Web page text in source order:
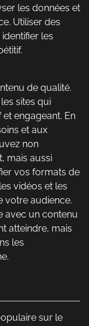
les données et
Utiliser des
les
de qualité.
sites qui
engageant. En
et aux
non
mais aussi
vos formats de
vidéos et les
votre audience.
avec un contenu
atteindre, mais
les
sur le